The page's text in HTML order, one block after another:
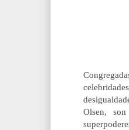
Olsen,